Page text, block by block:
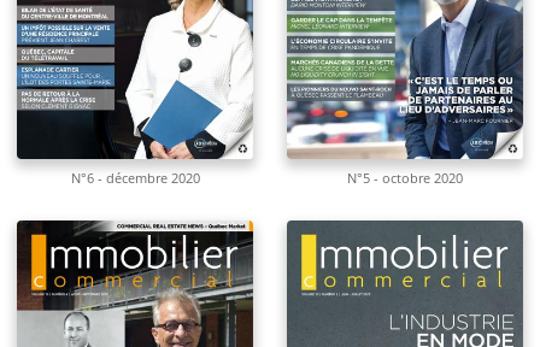
N°6 - décembre 2020 N°5 - octobre 2020